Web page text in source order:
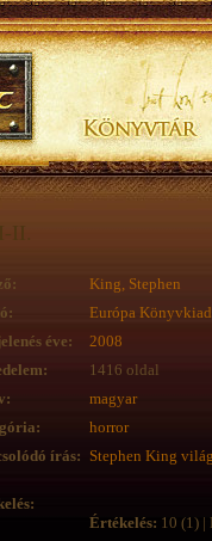
II.
King, Stephen
Európa
éve:
2008
1416 oldal
magyar
horror
írás: Stephen King
Értékelés: 10 (1) |